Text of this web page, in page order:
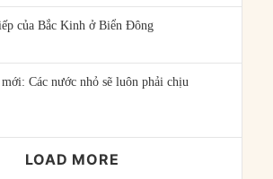
của Bắc Kinh ở Biển Đông
Các nước nhỏ sẽ luôn phải chịu
LOAD MORE